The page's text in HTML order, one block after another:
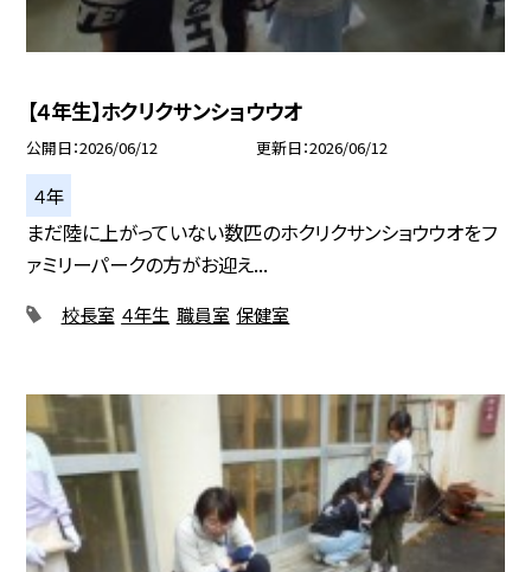
【４年生】ホクリクサンショウウオ
公開日 2026/06/12 更新日 2026/06/12
４年
まだ陸に上がっていない数匹のホクリクサンショウウオをフ
ァミリーパークの方がお迎え...
校長室 ４年生 職員室 保健室